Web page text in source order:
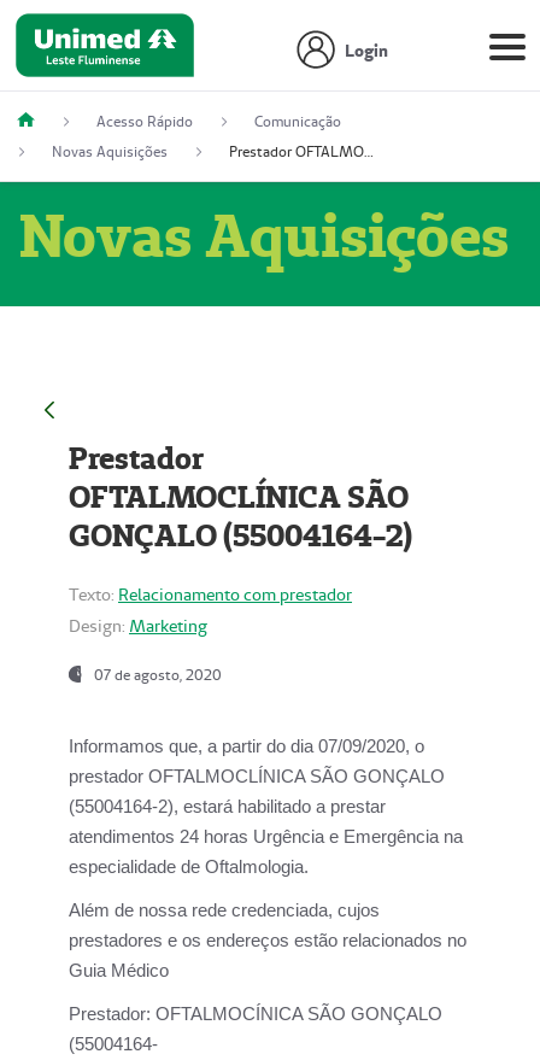
Login
Acesso Rápido
Comunicação
Novas Aquisições
Prestador OFTALMOCLÍNICA SÃO GONÇALO (55004164-2)
Novas Aquisições
Prestador
OFTALMOCLÍNICA SÃO
GONÇALO (55004164-2)
Texto: Relacionamento com prestador
Design: Marketing
07 de agosto, 2020
Informamos que, a partir do dia07/09/2020, o
prestador OFTALMOCLÍNICA SÃO GONÇALO
(55004164-2), estará habilitado a prestar
atendimentos 24 horas Urgência e Emergência na
especialidade de Oftalmologia.
Além de nossa rede credenciada, cujos
prestadores e os endereços estão relacionados no
Guia Médico
Prestador: OFTALMOCÍNICA SÃO GONÇALO
(55004164-